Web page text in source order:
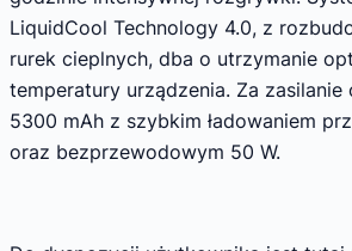
LiquidCool Technology 4.0, z
rurek cieplnych, dba o utrzymanie
temperatury urządzenia. Za
5300 mAh z szybkim ładowaniem
oraz bezprzewodowym 50 W.